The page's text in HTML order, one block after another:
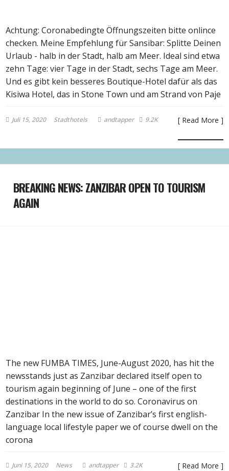
Achtung: Coronabedingte Öffnungszeiten bitte onlince
checken. Meine Empfehlung für Sansibar: Splitte Deinen
Urlaub - halb in der Stadt, halb am Meer. Ideal sind etwa
zehn Tage: vier Tage in der Stadt, sechs Tage am Meer.
Und es gibt kein besseres Boutique-Hotel dafür als das
Kisiwa Hotel, das in Stone Town und am Strand von Paje
Juli 15, 2020 Stadthotels andtapper 9.2K [ Read More ]
BREAKING NEWS: ZANZIBAR OPEN TO TOURISM
AGAIN
The new FUMBA TIMES, June-August 2020, has hit the
newsstands just as Zanzibar declared itself open to
tourism again beginning of June – one of the first
destinations in the world to do so. Coronavirus on
Zanzibar In the new issue of Zanzibar’s first english-
language local lifestyle paper we of course dwell on the
corona
Juni 15, 2020 News andtapper 3.2K [ Read More ]